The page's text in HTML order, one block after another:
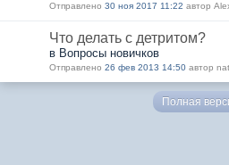
Отправлено 30 ноя 2017 11:22 автор
Что делать с детритом?
в Вопросы новичков
Отправлено 26 фев 2013 14:50 автор
Полная